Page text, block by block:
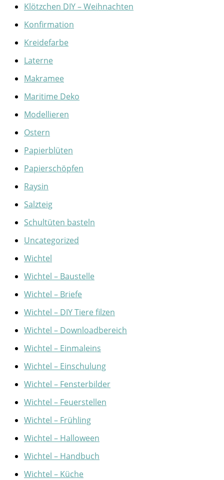
Klötzchen DIY – Weihnachten
Konfirmation
Kreidefarbe
Laterne
Makramee
Maritime Deko
Modellieren
Ostern
Papierblüten
Papierschöpfen
Raysin
Salzteig
Schultüten basteln
Uncategorized
Wichtel
Wichtel – Baustelle
Wichtel – Briefe
Wichtel – DIY Tiere filzen
Wichtel – Downloadbereich
Wichtel – Einmaleins
Wichtel – Einschulung
Wichtel – Fensterbilder
Wichtel – Feuerstellen
Wichtel – Frühling
Wichtel – Halloween
Wichtel – Handbuch
Wichtel – Küche